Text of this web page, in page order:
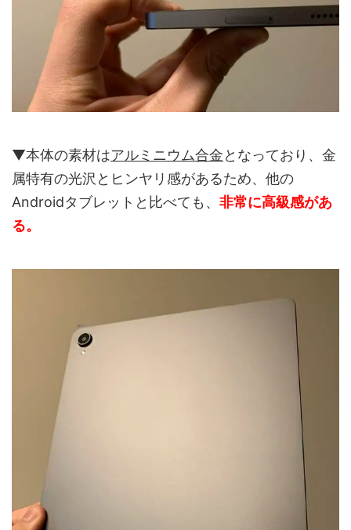
▼本体の素材はアルミニウム合金となっており、金
属特有の光沢とヒンヤリ感があるため、他の
Androidタブレットと比べても、 非常に高級感があ
る。